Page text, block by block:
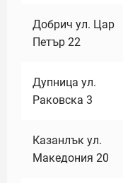
Добрич ул. Цар
Петър 22
Дупница ул.
Раковска 3
Казанлък ул.
Македония 20